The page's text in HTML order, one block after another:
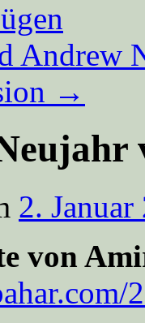
Andrew
→
2. Januar
von